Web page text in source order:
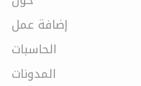
إضافة عمل
الحاسبات
المدونات